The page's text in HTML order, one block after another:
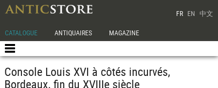
FR EN 中文
CATALOGUE ANTIQUAIRES MAGAZINE
Console Louis XVI à côtés incurvés,
Bordeaux, fin du XVIIIe siècle